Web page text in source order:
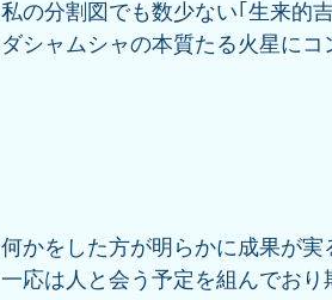
私の分割図でも数少ない｢生来的
ダシャムシャの本質たる火星に
何かをした方が明らかに成果が実
一応は人と会う予定を組んでお